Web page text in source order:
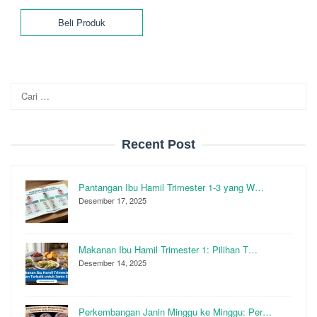
adalah:
Rp350.000.
ini
Rp300.000.
Beli Produk
untuk:
Recent Post
Pantangan Ibu Hamil Trimester 1-3 yang W…
Desember 17, 2025
Makanan Ibu Hamil Trimester 1: Pilihan T…
Desember 14, 2025
Perkembangan Janin Minggu ke Minggu: Per…